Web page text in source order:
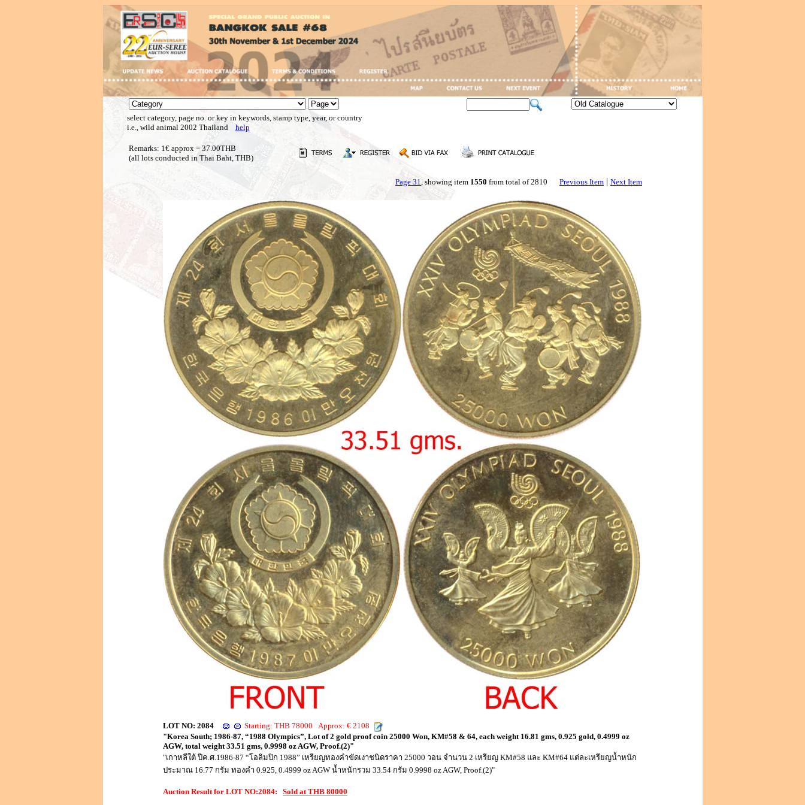
select category, page no. or key in keywords, stamp type, year, or country
i.e., wild animal 2002 Thailand help
Remarks: 1€ approx = 37.00THB
(all lots conducted in Thai Baht, THB)
Page 31, showing item 1550 from total of 2810 Previous Item | Next Item
LOT NO: 2084
Starting: THB 78000 Approx: € 2108
"Korea South; 1986-87, “1988 Olympics”, Lot of 2 gold proof coin 25000 Won, KM#58 & 64, each weight 16.81 gms, 0.925 gold, 0.4999 oz
AGW, total weight 33.51 gms, 0.9998 oz AGW, Proof.(2)"
"เกาหลีใต้ ปีค.ศ.1986-87 “โอลิมปิก 1988” เหรียญทองคำขัดเงาชนิดราคา 25000 วอน จำนวน 2 เหรียญ KM#58 และ KM#64 แต่ละเหรียญน้ำหนัก
ประมาณ 16.77 กรัม ทองคำ 0.925, 0.4999 oz AGW น้ำหนักรวม 33.54 กรัม 0.9998 oz AGW, Proof.(2)"
Auction Result for LOT NO:2084: Sold at THB 80000